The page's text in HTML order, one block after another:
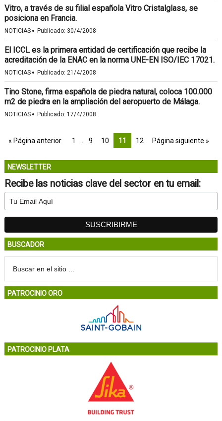
Vitro, a través de su filial española Vitro Cristalglass, se
posiciona en Francia.
NOTICIAS · Publicado: 30/4/2008
El ICCL es la primera entidad de certificación que recibe la
acreditación de la ENAC en la norma UNE-EN ISO/IEC 17021.
NOTICIAS · Publicado: 21/4/2008
Tino Stone, firma española de piedra natural, coloca 100.000
m2 de piedra en la ampliación del aeropuerto de Málaga.
NOTICIAS · Publicado: 17/4/2008
« Página anterior 1 9 10 11 12 Página siguiente »
NEWSLETTER
Recibe las noticias clave del sector en tu email:
BUSCADOR
PATROCINIO ORO
PATROCINIO PLATA